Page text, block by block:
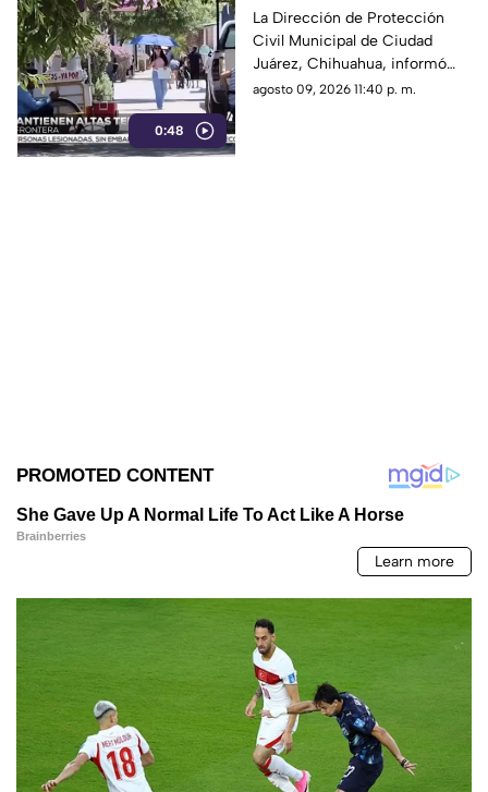
0:48
continuará en Ciudad
Juárez y autoridades
piden extremar
precauciones
La Dirección de Protección
Civil Municipal de Ciudad
Juárez, Chihuahua, informó
que continuarán registrándose
agosto 09, 2026 11:40 p. m.